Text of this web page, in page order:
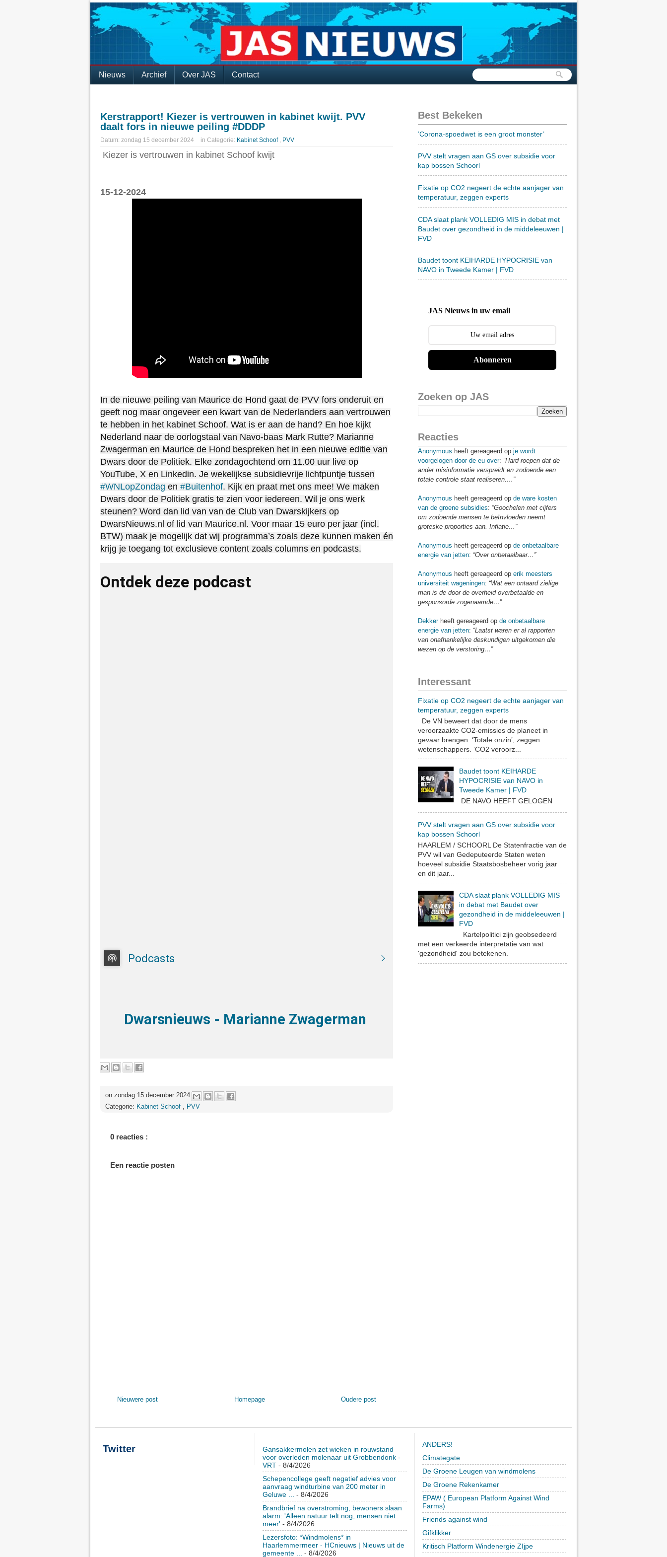
Nieuws Archief Over JAS Contact
Kerstrapport! Kiezer is vertrouwen in kabinet kwijt. PVV
daalt fors in nieuwe peiling #DDDP
Datum: zondag 15 december 2024 in Categorie: Kabinet Schoof , PVV
Kiezer is vertrouwen in kabinet Schoof kwijt
15-12-2024
In de nieuwe peiling van Maurice de Hond gaat de PVV fors onderuit en
geeft nog maar ongeveer een kwart van de Nederlanders aan vertrouwen
te hebben in het kabinet Schoof. Wat is er aan de hand? En hoe kijkt
Nederland naar de oorlogstaal van Navo-baas Mark Rutte? Marianne
Zwagerman en Maurice de Hond bespreken het in een nieuwe editie van
Dwars door de Politiek. Elke zondagochtend om 11.00 uur live op
YouTube, X en Linkedin. Je wekelijkse subsidievrije lichtpuntje tussen
#WNLopZondag en #Buitenhof. Kijk en praat met ons mee! We maken
Dwars door de Politiek gratis te zien voor iedereen. Wil je ons werk
steunen? Word dan lid van van de Club van Dwarskijkers op
DwarsNieuws.nl of lid van Maurice.nl. Voor maar 15 euro per jaar (incl.
BTW) maak je mogelijk dat wij programma’s zoals deze kunnen maken én
krijg je toegang tot exclusieve content zoals columns en podcasts.
Ontdek deze podcast
Podcasts
Dwarsnieuws - Marianne Zwagerman
on zondag 15 december 2024
Categorie: Kabinet Schoof , PVV
0 reacties :
Een reactie posten
Nieuwere post Oudere post
Homepage
Best Bekeken
’Corona-spoedwet is een groot monster’
PVV stelt vragen aan GS over subsidie voor
kap bossen Schoorl
Fixatie op CO2 negeert de echte aanjager van
temperatuur, zeggen experts
CDA slaat plank VOLLEDIG MIS in debat met
Baudet over gezondheid in de middeleeuwen |
FVD
Baudet toont KEIHARDE HYPOCRISIE van
NAVO in Tweede Kamer | FVD
JAS Nieuws in uw email
Abonneren
Zoeken op JAS
Reacties
Anonymous heeft gereageerd op je wordt
voorgelogen door de eu over: “Hard roepen dat de
ander misinformatie verspreidt en zodoende een
totale controle staat realiseren.…”
Anonymous heeft gereageerd op de ware kosten
van de groene subsidies: “Goochelen met cijfers
om zodoende mensen te beïnvloeden neemt
groteske proporties aan. Inflatie…”
Anonymous heeft gereageerd op de onbetaalbare
energie van jetten: “Over onbetaalbaar…”
Anonymous heeft gereageerd op erik meesters
universiteit wageningen: “Wat een ontaard zielige
man is de door de overheid overbetaalde en
gesponsorde zogenaamde…”
Dekkerheeft gereageerd op de onbetaalbare
energie van jetten: “Laatst waren er al rapporten
van onafhankelijke deskundigen uitgekomen die
wezen op de verstoring…”
Interessant
Fixatie op CO2 negeert de echte aanjager van
temperatuur, zeggen experts
De VN beweert dat door de mens
veroorzaakte CO2-emissies de planeet in
gevaar brengen. ‘Totale onzin’, zeggen
wetenschappers. ‘CO2 veroorz...
Baudet toont KEIHARDE
HYPOCRISIE van NAVO in
Tweede Kamer | FVD
DE NAVO HEEFT GELOGEN
PVV stelt vragen aan GS over subsidie voor
kap bossen Schoorl
HAARLEM / SCHOORL De Statenfractie van de
PVV wil van Gedeputeerde Staten weten
hoeveel subsidie Staatsbosbeheer vorig jaar
en dit jaar...
CDA slaat plank VOLLEDIG MIS
in debat met Baudet over
gezondheid in de middeleeuwen |
FVD
Kartelpolitici zijn geobsedeerd
met een verkeerde interpretatie van wat
'gezondheid' zou betekenen.
Twitter
Gansakkermolen zet wieken in rouwstand
voor overleden molenaar uit Grobbendonk -
VRT- 8/4/2026
Schepencollege geeft negatief advies voor
aanvraag windturbine van 200 meter in
Geluwe ...
- 8/4/2026
Brandbrief na overstroming, bewoners slaan
alarm: 'Alleen natuur telt nog, mensen niet
meer' - 8/4/2026
Lezersfoto: *Windmolens* in
Haarlemmermeer - HCnieuws | Nieuws uit de
gemeente ...
- 8/4/2026
ANDERS!
Climategate
De Groene Leugen van windmolens
De Groene Rekenkamer
EPAW ( European Platform Against Wind
Farms)
Friends against wind
Gifklikker
Kritisch Platform Windenergie ZIjpe